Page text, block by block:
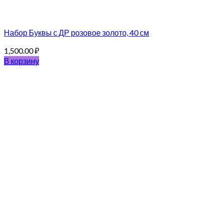
Набор Буквы с ДР розовое золото, 40 см
1,500.00₽
В корзину